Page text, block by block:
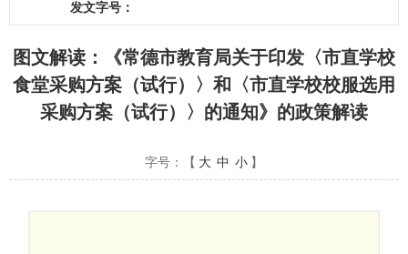
发文字号：
图文解读：《常德市教育局关于印发〈市直学校
食堂采购方案（试行）〉和〈市直学校校服选用
采购方案（试行）〉的通知》的政策解读
字号：【 大 中 小 】